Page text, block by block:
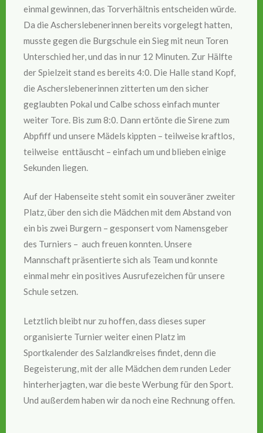
einmal gewinnen, das Torverhältnis entscheiden würde.
Da die Ascherslebenerinnen bereits vorgelegt hatten,
musste gegen die Burgschule ein Sieg mit neun Toren
Unterschied her, und das in nur 12 Minuten. Zur Hälfte
der Spielzeit stand es bereits 4:0. Die Halle stand Kopf,
die Ascherslebenerinnen zitterten um den sicher
geglaubten Pokal und Calbe schoss einfach munter
weiter Tore. Bis zum 8:0. Dann ertönte die Sirene zum
Abpfiff und unsere Mädels kippten – teilweise kraftlos,
teilweise enttäuscht – einfach um und blieben einige
Sekunden liegen.
Auf der Habenseite steht somit ein souveräner zweiter
Platz, über den sich die Mädchen mit dem Abstand von
ein bis zwei Burgern – gesponsert vom Namensgeber
des Turniers – auch freuen konnten. Unsere
Mannschaft präsentierte sich als Team und konnte
einmal mehr ein positives Ausrufezeichen für unsere
Schule setzen.
Letztlich bleibt nur zu hoffen, dass dieses super
organisierte Turnier weiter einen Platz im
Sportkalender des Salzlandkreises findet, denn die
Begeisterung, mit der alle Mädchen dem runden Leder
hinterherjagten, war die beste Werbung für den Sport.
Und außerdem haben wir da noch eine Rechnung offen.